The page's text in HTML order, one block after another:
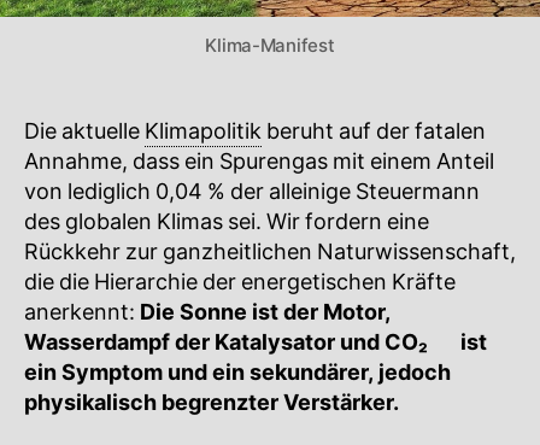
Klima-Manifest
Die aktuelle Klimapolitik beruht auf der fatalen
Annahme, dass ein Spurengas mit einem Anteil
von lediglich 0,04 % der alleinige Steuermann
des globalen Klimas sei. Wir fordern eine
Rückkehr zur ganzheitlichen Naturwissenschaft,
die die Hierarchie der energetischen Kräfte
anerkennt: Die Sonne ist der Motor,
Wasserdampf der Katalysator und CO₂
ist
ein Symptom und ein sekundärer, jedoch
physikalisch begrenzter Verstärker.